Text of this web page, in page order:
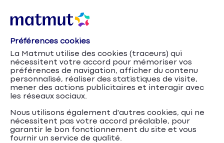
Collectives Nationales (CCN) Mutuelle obligatoire
Convention Collective Transport de voyageurs
Convention Collective
Transport de voyageurs
La mutuelle santé d'entreprise dédiée aux
Préférences cookies
La Matmut utilise des cookies (traceurs) qui
nécessitent votre accord pour mémoriser vos
préférences de navigation, afficher du contenu
personnalisé, réaliser des statistiques de visite,
mener des actions publicitaires et interagir avec
les réseaux sociaux.
Nous utilisons également d'autres cookies, qui ne
nécessitent pas votre accord préalable, pour
garantir le bon fonctionnement du site et vous
fournir un service de qualité.